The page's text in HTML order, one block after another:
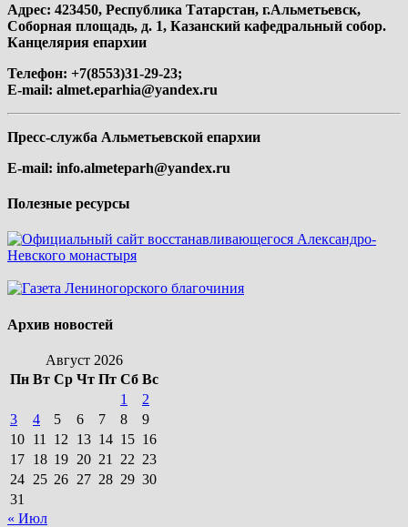
Адрес: 423450, Республика Татарстан, г.Альметьевск,
Соборная площадь, д. 1, Казанский кафедральный собор.
Канцелярия епархии
Телефон: +7(8553)31-29-23;
E-mail: almet.eparhia@yandex.ru
Пресс-служба Альметьевской епархии
E-mail: info.almeteparh@yandex.ru
Полезные ресурсы
Архив новостей
Август 2026
Пн Вт Ср Чт Пт Сб Вс
1
2
3
4 5 6 7 8
9
10 11 12 13 14 15 16
17 18 19 20 21 22 23
24 25 26 27 28 29 30
31
« Июл